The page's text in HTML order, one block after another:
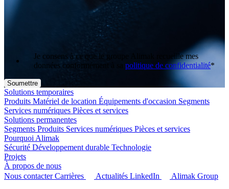
Je consens à ce que le groupe Alimak recueille mes
données conformément à sa politique de confidentialité*
Solutions temporaires
Produits Matériel de location Équipements d'occasion Segments
Services numériques Pièces et services
Solutions permanentes
Segments Produits Services numériques Pièces et services
Pourquoi Alimak
Sécurité Développement durable Technologie
Projets
À propos de nous
Nous contacter Carrières Actualités LinkedIn Alimak Group